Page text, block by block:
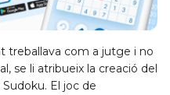
treballava com a jutge i no
se li atribueix la creació del
El joc de